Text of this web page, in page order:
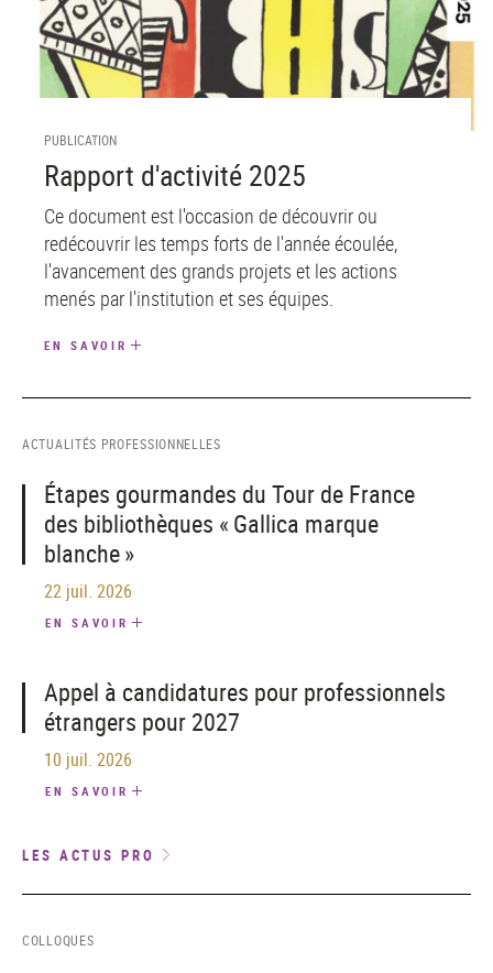
PUBLICATION
Rapport d'activité 2025
Ce document est l'occasion de découvrir ou
redécouvrir les temps forts de l'année écoulée,
l'avancement des grands projets et les actions
menés par l'institution et ses équipes.
EN SAVOIR
ACTUALITÉS PROFESSIONNELLES
Étapes gourmandes du Tour de France
des bibliothèques « Gallica marque
blanche »
22 juil. 2026
EN SAVOIR
Appel à candidatures pour professionnels
étrangers pour 2027
10 juil. 2026
EN SAVOIR
LES ACTUS PRO
COLLOQUES